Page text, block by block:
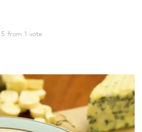
5 from 1 vote